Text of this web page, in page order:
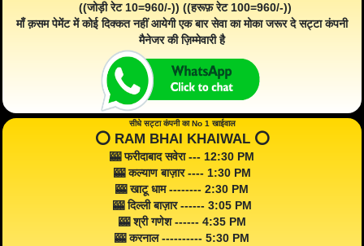
((जोड़ी रेट 10=960/-)) ((हरूफ़ रेट 100=960/-))
माँ क़सम पेमेंट में कोई दिक्कत नहीं आयेगी एक बार सेवा का मोका जरूर दे सट्टा कंपनी
मैनेजर की ज़िम्मेवारी है
सीधे सट्टा कंपनी का No 1 खाईवाल
⭕️ RAM BHAI KHAIWAL ⭕️
🎰 फरीदाबाद सवेरा --- 12:30 PM
🎰 कल्याण बाज़ार ---- 1:30 PM
🎰 खाटू धाम -------- 2:30 PM
🎰 दिल्ली बाज़ार ------ 3:05 PM
🎰 श्री गणेश ------ 4:35 PM
🎰 करनाल ---------- 5:30 PM